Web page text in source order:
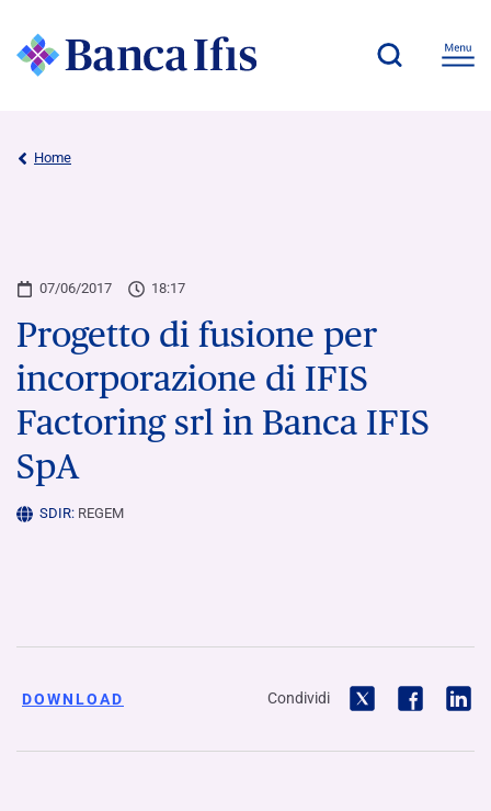
Home
07/06/2017 18:17
Progetto di fusione per
incorporazione di IFIS
Factoring srl in Banca IFIS
SpA
SDIR: REGEM
DOWNLOAD Condividi